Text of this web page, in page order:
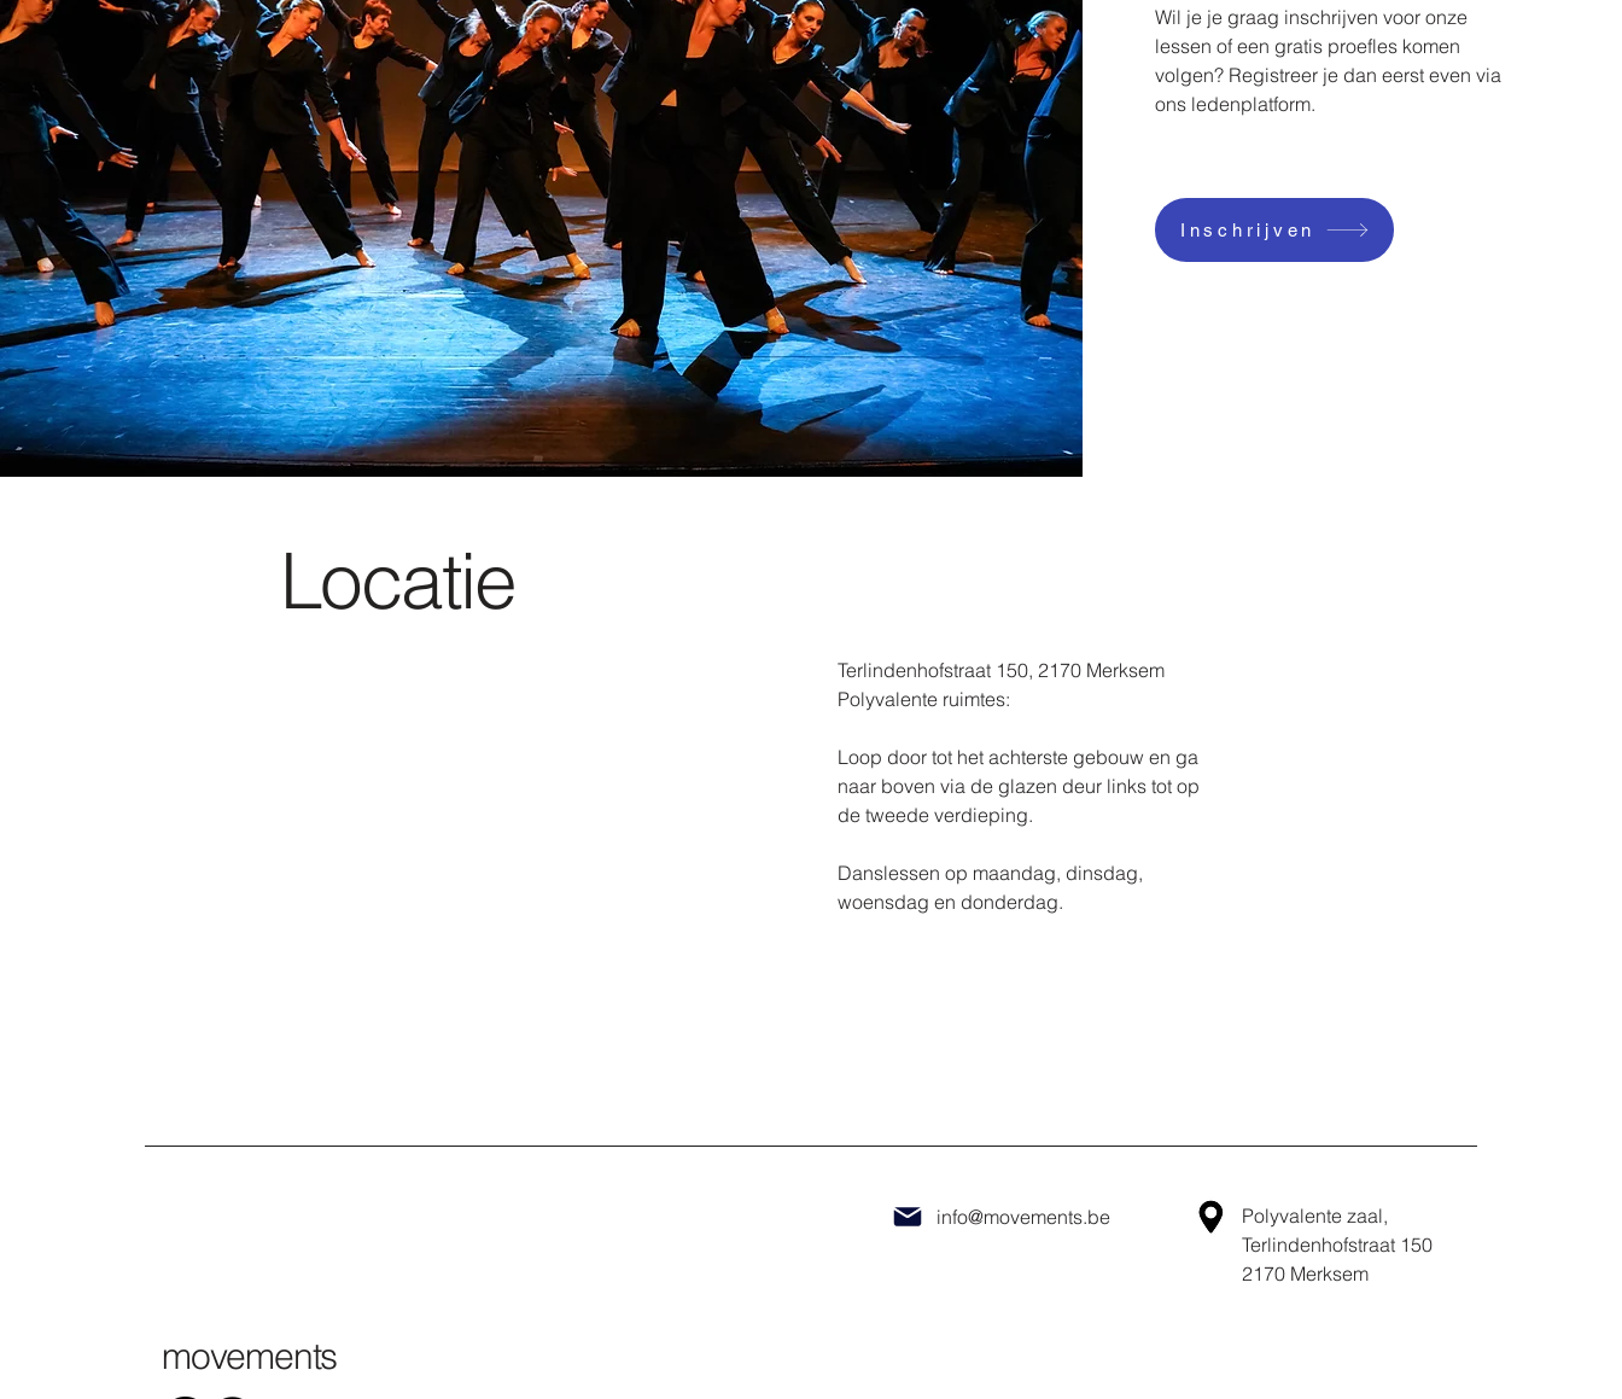
Wil je je graag inschrijven voor onze
lessen of een gratis proefles komen
volgen? Registreer je dan eerst even via
ons ledenplatform.
Inschrijven
Locatie
Terlindenhofstraat 150, 2170 Merksem
Polyvalente ruimtes:
​Loop door tot het achterste gebouw en ga
naar boven via de glazen deur links tot op
de tweede verdieping.
Danslessen op maandag, dinsdag,
woensdag en donderdag.
movements
info@movements.be
Polyvalente zaal,
Terlindenhofstraat 150
2170 Merksem